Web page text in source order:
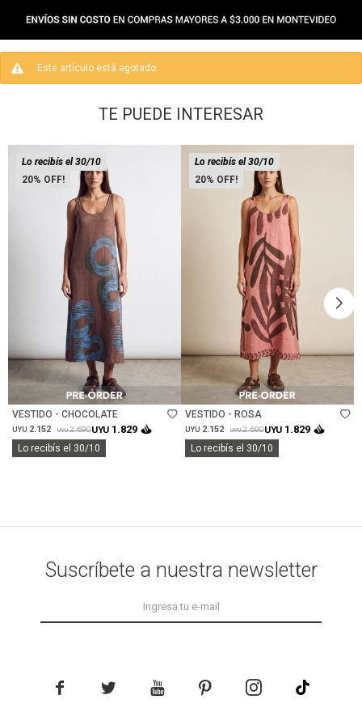
Este artículo está agotado.
TE PUEDE INTERESAR
20
Lo recibís el 30/10
Talle
VESTIDO - CHOCOLATE
UYU 2.152 UYU 2.690UYU 1.829
Lo recibís el 30/10
20
Lo recibís el 30/10
Talle
VESTIDO - ROSA
UYU 2.152 UYU 2.690UYU 1.829
Lo recibís el 30/10
Suscríbete a nuestra newsletter
    